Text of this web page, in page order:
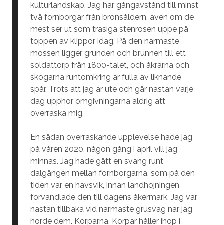
kulturlandskap. Jag har gångavstånd till minst
två fornborgar från bronsåldern, även om de
mest ser ut som trasiga stenrösen uppe på
toppen av klippor idag. På den närmaste
mossen ligger grunden och brunnen till ett
soldattorp från 1800-talet, och åkrarna och
skogarna runtomkring är fulla av liknande
spår. Trots att jag är ute och går nästan varje
dag upphör omgivningarna aldrig att
överraska mig.
En sådan överraskande upplevelse hade jag
på våren 2020, någon gång i april vill jag
minnas. Jag hade gått en sväng runt
dalgången mellan fornborgarna, som på den
tiden var en havsvik, innan landhöjningen
förvandlade den till dagens åkermark. Jag var
nästan tillbaka vid närmaste grusväg när jag
hörde dem. Korparna. Korpar håller ihop i